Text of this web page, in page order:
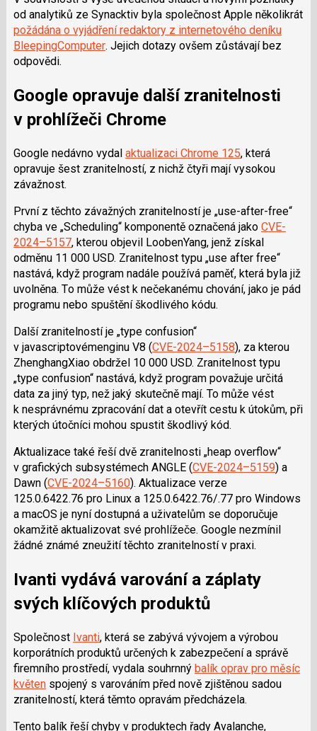
od analytiků ze Synacktiv byla společnost Apple několikrát
požádána o vyjádření redaktory z internetového deníku
BleepingComputer. Jejich dotazy ovšem zůstávají bez
odpovědi.
Google opravuje další zranitelnosti
v prohlížeči Chrome
Google nedávno vydal aktualizaci Chrome 125, která
opravuje šest zranitelností, z nichž čtyři mají vysokou
závažnost.
První z těchto závažných zranitelností je „use-after-free“
chyba ve „Scheduling“ komponentě označená jako CVE-
2024–5157, kterou objevil LoobenYang, jenž získal
odměnu 11 000 USD. Zranitelnost typu „use afterfree“
nastává, když program nadále používá paměť, která byla již
uvolněna. To může vést k nečekanému chování, jako je pád
programu nebo spuštění škodlivého kódu.
Další zranitelností je „type confusion“
v javascriptovémenginuV8 (CVE-2024–5158), za kterou
ZhenghangXiaoobdržel 10 000 USD. Zranitelnost typu
„type confusion“ nastává, když program považuje určitá
data za jiný typ, než jaký skutečně mají. To může vést
k nesprávnému zpracování dat a otevřít cestu k útokům, při
kterých útočníci mohou spustit škodlivý kód.
Aktualizace také řešídvě zranitelnosti „heap overflow“
v grafických subsystémech ANGLE (CVE-2024–5159) a
Dawn(CVE-2024–5160). Aktualizace verze
125.0.6422.76 pro Linux a 125.0.6422.76/.77 pro Windows
a macOS je nyní dostupná a uživatelům se doporučuje
okamžitě aktualizovat své prohlížeče. Google nezmínil
žádné známé zneužití těchto zranitelností v praxi.
Ivanti vydávávarování a záplaty
svých klíčových produktů
Společnost Ivanti,která se zabývá vývojem a výrobou
korporátních produktů určených k zabezpečení a správě
firemního prostředí, vydala souhrnný balík oprav pro měsíc
květenspojený s varováním před nově zjištěnou sadou
zranitelností, která těmto opravám předcházela.
Tento balík řešíchyby v produktech řady Avalanche,